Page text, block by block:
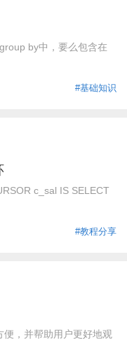
by中，要么包含在
#基础知识
c_sal IS SELECT
#教程分享
，并帮助用户更好地观